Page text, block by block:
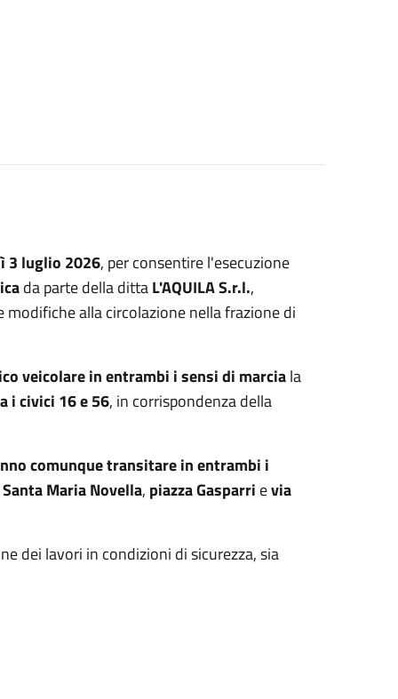
3 luglio 2026, per consentire l'esecuzione
da parte della dittaL'AQUILA S.r.l.,
alla circolazione nella frazione di
veicolare in entrambi i sensi di marciala
i civici 16 e 56, in corrispondenza della
comunque transitare in entrambi i
Maria Novella, piazza Gasparri evia
dei lavori in condizioni di sicurezza, sia